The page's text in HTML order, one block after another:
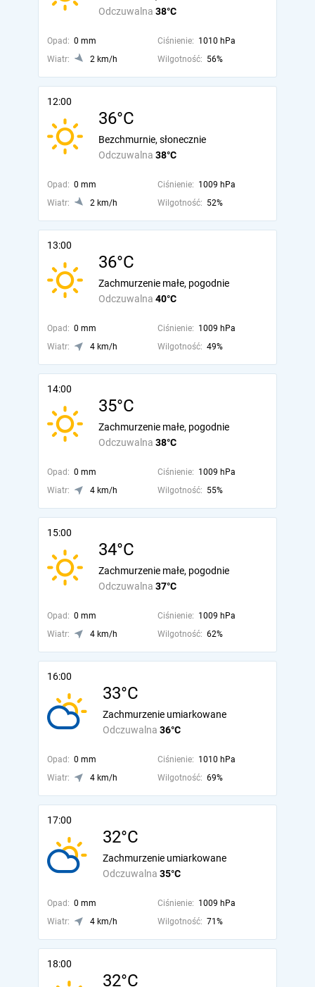
Odczuwalna 38°C
Opad: 0 mm Ciśnienie: 1010 hPa
Wiatr:
2 km/h Wilgotność: 56%
12:00
36°C
Odczuwalna 38°C
Bezchmurnie, słonecznie
Opad: 0 mm Ciśnienie: 1009 hPa
Wiatr:
2 km/h Wilgotność: 52%
13:00
36°C
Odczuwalna 40°C
Zachmurzenie małe, pogodnie
Opad: 0 mm Ciśnienie: 1009 hPa
Wiatr:
4 km/h Wilgotność: 49%
14:00
35°C
Odczuwalna 38°C
Zachmurzenie małe, pogodnie
Opad: 0 mm Ciśnienie: 1009 hPa
Wiatr:
4 km/h Wilgotność: 55%
15:00
34°C
Odczuwalna 37°C
Zachmurzenie małe, pogodnie
Opad: 0 mm Ciśnienie: 1009 hPa
Wiatr:
4 km/h Wilgotność: 62%
16:00
33°C
Odczuwalna 36°C
Zachmurzenie umiarkowane
Opad: 0 mm Ciśnienie: 1010 hPa
Wiatr:
4 km/h Wilgotność: 69%
17:00
32°C
Odczuwalna 35°C
Zachmurzenie umiarkowane
Opad: 0 mm Ciśnienie: 1009 hPa
Wiatr:
4 km/h Wilgotność: 71%
18:00
32°C